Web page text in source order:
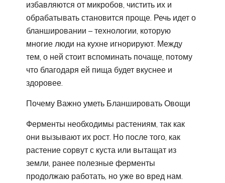
избавляются от микробов, чистить их и
обрабатывать становится проще. Речь идет о
бланшировании – технологии, которую
многие люди на кухне игнорируют. Между
тем, о ней стоит вспоминать почаще, потому
что благодаря ей пища будет вкуснее и
здоровее.
Почему Важно уметь Бланшировать Овощи
Ферменты необходимы растениям, так как
они вызывают их рост. Но после того, как
растение сорвут с куста или вытащат из
земли, ранее полезные ферменты
продолжаю работать, но уже во вред нам.